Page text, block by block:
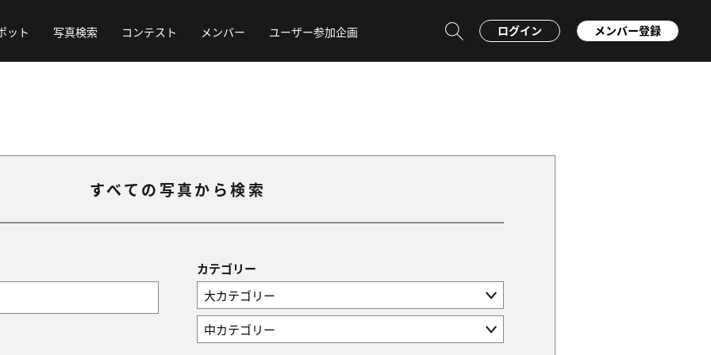
ット 写真検索 コンテスト メンバー ユーザー参加企画 ログイン メンバー登録
すべての写真から検索
カテゴリー